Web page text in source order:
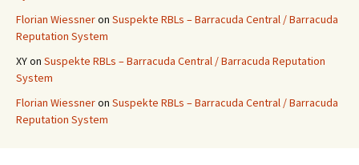
Florian Wiessneron Suspekte RBLs – Barracuda Central / Barracuda
Reputation System
XYon Suspekte RBLs – Barracuda Central / Barracuda Reputation
System
Florian Wiessneron Suspekte RBLs – Barracuda Central / Barracuda
Reputation System